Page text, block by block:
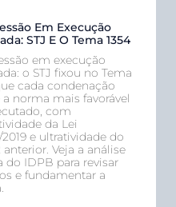
Em Execução
STJ E O Tema 1354
em execução
o STJ fixou no Tema
cada condenação
norma mais favorável
com
da Lei
2019 e ultratividade do
anterior. Veja a análise
do IDPB para revisar
e fundamentar a